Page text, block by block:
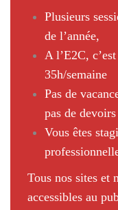
Plusieurs
de l’année,
A l’E2C,
35h/semaine
Pas de
pas de devoirs
Vous êtes
Tous nos sites et
accessibles au